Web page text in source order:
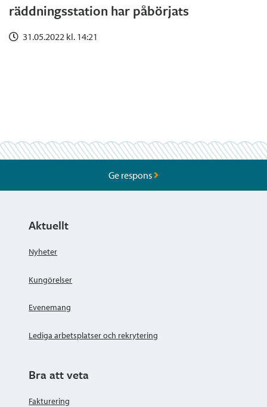
räddningsstation har påbörjats
31.05.2022 kl. 14:21
Ge respons
Aktuellt
Nyheter
Kungörelser
Evenemang
Lediga arbetsplatser och rekrytering
Bra att veta
Fakturering